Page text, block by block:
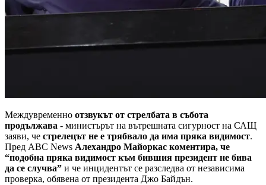
Междувременно отзвукът от стрелбата в събота
продължава - министърът на вътрешната сигурност на САЩ
заяви, че стрелецът не е трябвало да има пряка видимост.
Пред ABC News Алехандро Майоркас коментира, че
“подобна пряка видимост към бившия президент не бива
да се случва” и че инцидентът се разследва от независима
проверка, обявена от президента Джо Байдън.